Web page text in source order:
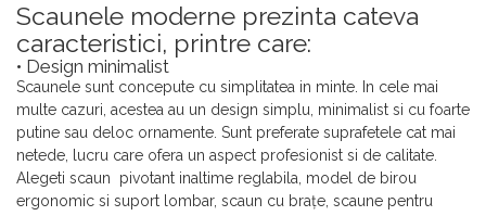
Scaunele moderne prezinta cateva
caracteristici, printre care:
• Design minimalist
Scaunele sunt concepute cu simplitatea in minte. In cele mai
multe cazuri, acestea au un design simplu, minimalist si cu foarte
putine sau deloc ornamente. Sunt preferate suprafetele cat mai
netede, lucru care ofera un aspect profesionist si de calitate.
Alegeti scaun pivotant inaltime reglabila, model de birou
ergonomic si suport lombar, scaun cu brațe, scaune pentru